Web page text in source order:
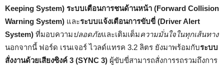
Keeping System) ระบบเตือนการชนด้านหน้า (Forward Collision
Warning System) และระบบแจ้งเตือนการขับขี่ (Driver Alert
System) ที่มอบความปลอดภัยและเติมเต็มความมั่นใจในทุกเส้นทาง
นอกจากนี้ ฟอร์ด เรนเจอร์ ไวลด์แทรค 3.2 ลิตร ยังมาพร้อมกับระบบ
สั่งงานด้วยเสียงซิงค์ 3 (SYNC 3) ผู้ขับขี่สามารถสั่งการรถรวมถึงการ